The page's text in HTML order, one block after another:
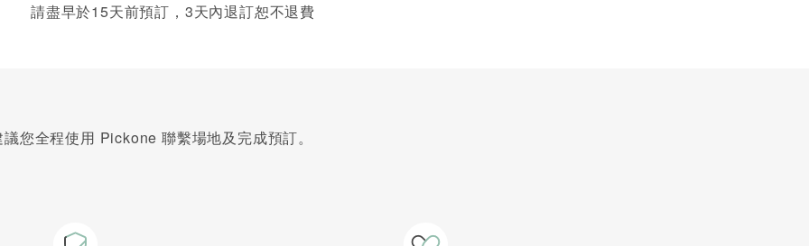
請盡早於15天前預訂，3天內退訂恕不退費
您全程使用 Pickone 聯繫場地及完成預訂。